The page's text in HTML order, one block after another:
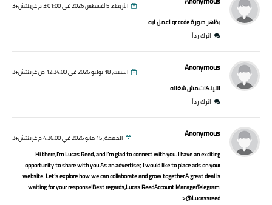
الأربعاء، 5 أغسطس 2026 في 3:01:00 م غرينتش+3
يظهر صورة qr code اعمل ايه
اترك رداً
Anonymous السبت، 18 يوليو 2026 في 12:34:00 ص غرينتش+3
اللينكات مش شغاله
اترك رداً
Anonymous الجمعة، 15 مايو 2026 في 4:36:00 م غرينتش+3
Hi there,I’m Lucas Reed, and I’m glad to connect with you. I have an exciting
opportunity to share with you.As an advertiser, I would like to place ads on your
website. Let’s explore how we can collaborate and grow together.A great deal is
waiting for your response!Best regards,Lucas ReedAccount ManagerTelegram:
@Lucassreed<